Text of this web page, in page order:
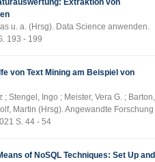
Extraktion von
u. a. (Hrsg). Data Science anwenden.
193 - 199
von Text Mining am Beispiel von
; Stengel, Ingo ; Meister, Vera G. ; Barton,
Martin (Hrsg). Angewandte
S. 44 - 54
of NoSQL Techniques: Set Up and